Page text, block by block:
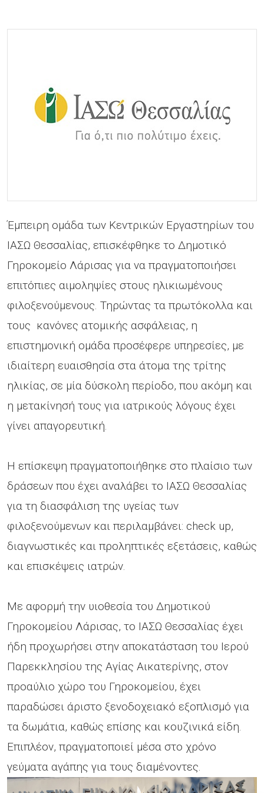
Έμπειρη ομάδα των Κεντρικών Εργαστηρίων του
ΙΑΣΩ Θεσσαλίας, επισκέφθηκε το Δημοτικό
Γηροκομείο Λάρισας για να πραγματοποιήσει
επιτόπιες αιμοληψίες στους ηλικιωμένους
φιλοξενούμενους. Τηρώντας τα πρωτόκολλα και
τους κανόνες ατομικής ασφάλειας, η
επιστημονική ομάδα προσέφερε υπηρεσίες, με
ιδιαίτερη ευαισθησία στα άτομα της τρίτης
ηλικίας, σε μία δύσκολη περίοδο, που ακόμη και
η μετακίνησή τους για ιατρικούς λόγους έχει
γίνει απαγορευτική.
Η επίσκεψη πραγματοποιήθηκε στο πλαίσιο των
δράσεων που έχει αναλάβει το ΙΑΣΩ Θεσσαλίας
για τη διασφάλιση της υγείας των
φιλοξενούμενων και περιλαμβάνει: check up,
διαγνωστικές και προληπτικές εξετάσεις, καθώς
και επισκέψεις ιατρών.
Με αφορμή την υιοθεσία του Δημοτικού
Γηροκομείου Λάρισας, το ΙΑΣΩ Θεσσαλίας έχει
ήδη προχωρήσει στην αποκατάσταση του Ιερού
Παρεκκλησίου της Αγίας Αικατερίνης, στον
προαύλιο χώρο του Γηροκομείου, έχει
παραδώσει άριστο ξενοδοχειακό εξοπλισμό για
τα δωμάτια, καθώς επίσης και κουζινικά είδη.
Επιπλέον, πραγματοποιεί μέσα στο χρόνο
γεύματα αγάπης για τους διαμένοντες.